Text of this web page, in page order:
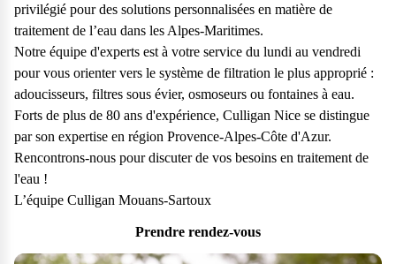
privilégié pour des solutions personnalisées en matière de
traitement de l’eau dans les Alpes-Maritimes.
Notre équipe d'experts est à votre service du lundi au vendredi
pour vous orienter vers le système de filtration le plus approprié :
adoucisseurs, filtres sous évier, osmoseurs ou fontaines à eau.
Forts de plus de 80 ans d'expérience, Culligan Nice se distingue
par son expertise en région Provence-Alpes-Côte d'Azur.
Rencontrons-nous pour discuter de vos besoins en traitement de
l'eau !
L’équipe Culligan Mouans-Sartoux
Prendre rendez-vous